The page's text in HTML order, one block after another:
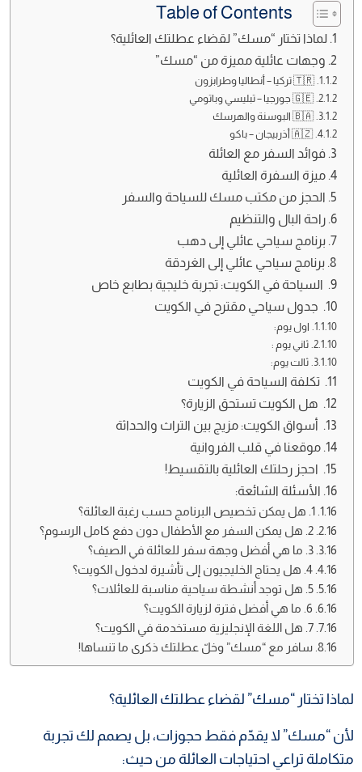
Table of Contents
لماذا تختار “مسك” لقضاء عطلتك العائلية؟
وجهات عائلية مميزة من “مسك”
🇹🇷 تركيا – أنطاليا وطرابزون
🇬🇪 جورجيا – تبليسي وباتومي
🇧🇦 البوسنة والهرسك
🇦🇿 أذربيجان – باكو
فوائد السفر مع العائلة
ميزة السفرة العائلية
الحجز من مكتب مسك للسياحة والسفر
راحة البال والتنظيم
برنامج سياحي عائلي إلى دهب
برنامج سياحي عائلي إلى الغردقة
السياحة في الكويت: تجربة خليجية بطابع خاص
جدول سياحي مقترح في الكويت
اول يوم:
ثاني يوم :
ثالت يوم:
تكلفة السياحة في الكويت
هل الكويت تستحق الزيارة؟
أسواق الكويت: مزيج بين التراث والحداثة
موقعنا في قلب الفروانية
احجز رحلتك العائلية بالتقسيط!
الأسئلة الشائعة:
1. هل يمكن تخصيص البرنامج حسب رغبة العائلة؟
2. هل يمكن السفر مع الأطفال دون دفع كامل الرسوم؟
3. ما هي أفضل وجهة سفر للعائلة في الصيف؟
4. هل يحتاج الخليجيون إلى تأشيرة لدخول الكويت؟
5. هل توجد أنشطة سياحية مناسبة للعائلات؟
6. ما هي أفضل فترة لزيارة الكويت؟
7. هل اللغة الإنجليزية مستخدمة في الكويت؟
سافر مع “مسك” وخلّ عطلتك ذكرى ما تنساها!
لماذا تختار “مسك” لقضاء عطلتك العائلية؟
لأن “مسك” لا يقدّم فقط حجوزات، بل يصمم لك تجربة
متكاملة تراعي احتياجات العائلة من حيث: